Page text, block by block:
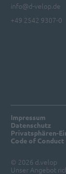
info@d-velop.de
+49 2542 9307-0
Impressum
Datenschutz
Privatsphären-
Code of Conduct
© 2026 d.velop
Unser Angebot